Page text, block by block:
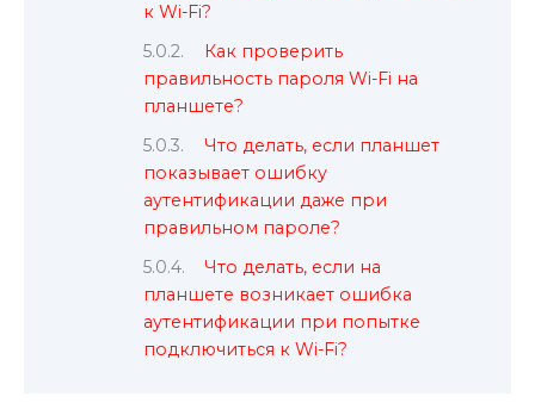
к Wi-Fi?
Как проверить
правильность пароля Wi-Fi на
планшете?
Что делать, если планшет
показывает ошибку
аутентификации даже при
правильном пароле?
Что делать, если на
планшете возникает ошибка
аутентификации при попытке
подключиться к Wi-Fi?